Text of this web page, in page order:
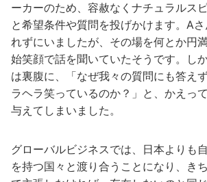
ーカーのため、容赦なくナチュラルス
と希望条件や質問を投げかけます。A
れずにいましたが、その場を何とか円
始笑顔で話を聞いていたそうです。し
は裏腹に、「なぜ我々の質問にも答え
ラヘラ笑っているのか？」と、かえっ
与えてしまいました。
グローバルビジネスでは、日本よりも
を持つ国々と渡り合うことになり、き